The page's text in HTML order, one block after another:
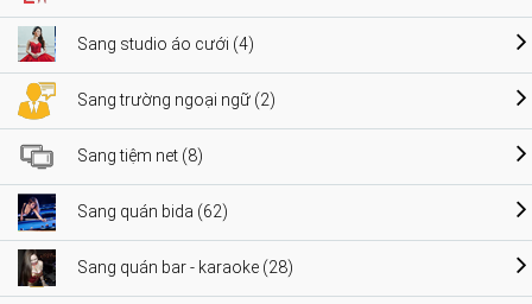
Sang studio áo cưới (4)
Sang trường ngoại ngữ (2)
Sang tiệm net (8)
Sang quán bida (62)
Sang quán bar - karaoke (28)